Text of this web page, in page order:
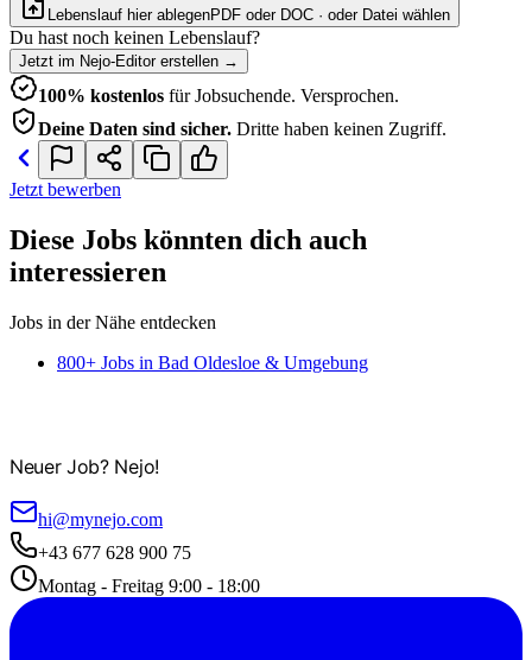
Lebenslauf hier ablegenPDF oder DOC · oder Datei wählen
Du hast noch keinen Lebenslauf?
Jetzt im Nejo-Editor erstellen →
100% kostenlos für Jobsuchende. Versprochen.
Deine Daten sind sicher. Dritte haben keinen Zugriff.
Jetzt bewerben
Diese Jobs könnten dich auch
interessieren
Jobs in der Nähe entdecken
800+ Jobs in Bad Oldesloe & Umgebung
Neuer Job? Nejo!
hi@mynejo.com
+43 677 628 900 75
Montag - Freitag 9:00 - 18:00